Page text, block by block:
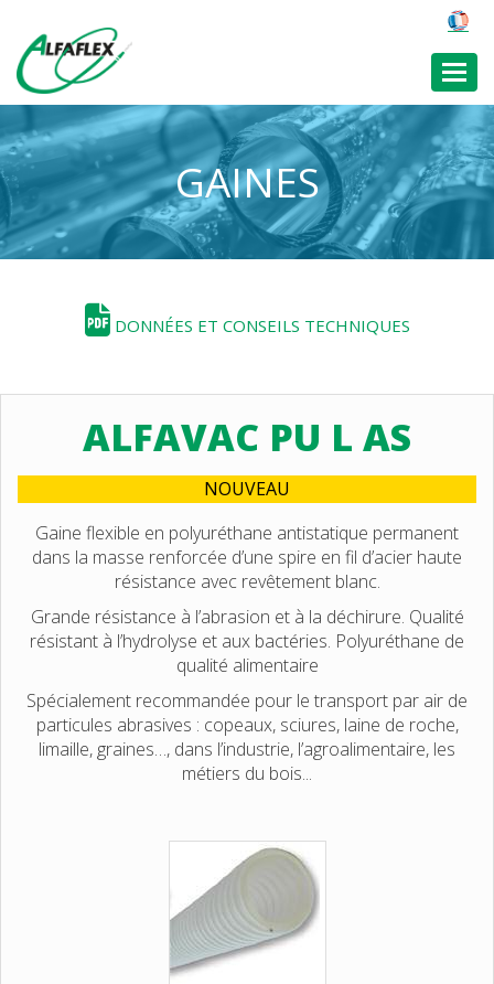
GAINES
DONNÉES ET CONSEILS TECHNIQUES
ALFAVAC PU L AS
NOUVEAU
Gaine flexible en polyuréthane antistatique permanent
dans la masse renforcée d’une spire en fil d’acier haute
résistance avec revêtement blanc.
Grande résistance à l’abrasion et à la déchirure. Qualité
résistant à l’hydrolyse et aux bactéries. Polyuréthane de
qualité alimentaire
Spécialement recommandée pour le transport par air de
particules abrasives : copeaux, sciures, laine de roche,
limaille, graines…, dans l’industrie, l’agroalimentaire, les
métiers du bois...